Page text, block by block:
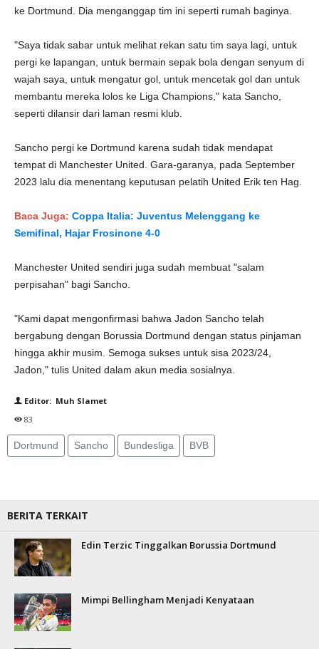
ke Dortmund. Dia menganggap tim ini seperti rumah baginya.
"Saya tidak sabar untuk melihat rekan satu tim saya lagi, untuk
pergi ke lapangan, untuk bermain sepak bola dengan senyum di
wajah saya, untuk mengatur gol, untuk mencetak gol dan untuk
membantu mereka lolos ke Liga Champions," kata Sancho,
seperti dilansir dari laman resmi klub.
Sancho pergi ke Dortmund karena sudah tidak mendapat
tempat di Manchester United. Gara-garanya, pada September
2023 lalu dia menentang keputusan pelatih United Erik ten Hag.
Baca Juga: Coppa Italia: Juventus Melenggang ke
Semifinal, Hajar Frosinone 4-0
Manchester United sendiri juga sudah membuat "salam
perpisahan" bagi Sancho.
"Kami dapat mengonfirmasi bahwa Jadon Sancho telah
bergabung dengan Borussia Dortmund dengan status pinjaman
hingga akhir musim. Semoga sukses untuk sisa 2023/24,
Jadon," tulis United dalam akun media sosialnya.
Editor: Muh Slamet
83
Dortmund Sancho Bundesliga BVB
BERITA TERKAIT
Edin Terzic Tinggalkan Borussia Dortmund
Mimpi Bellingham Menjadi Kenyataan